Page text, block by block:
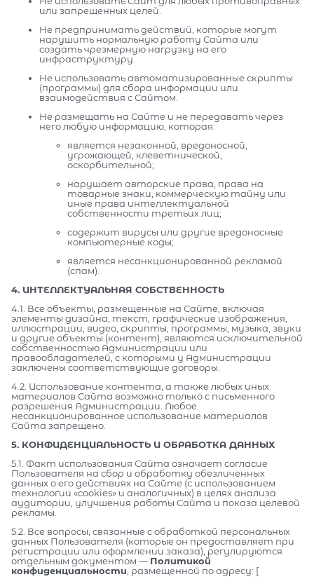
или запрещенных целей.
Не предпринимать действий, которые могут
нарушить нормальную работу Сайта или
создать чрезмерную нагрузку на его
инфраструктуру.
Не использовать автоматизированные скрипты
(программы) для сбора информации или
взаимодействия с Сайтом.
Не размещать на Сайте и не передавать через
него любую информацию, которая:
является незаконной, вредоносной,
угрожающей, клеветнической,
оскорбительной;
нарушает авторские права, права на
товарные знаки, коммерческую тайну или
иные права интеллектуальной
собственности третьих лиц;
содержит вирусы или другие вредоносные
компьютерные коды;
является несанкционированной рекламой
(спам).
4. ИНТЕЛЛЕКТУАЛЬНАЯ СОБСТВЕННОСТЬ
4.1. Все объекты, размещенные на Сайте, включая
элементы дизайна, текст, графические изображения,
иллюстрации, видео, скрипты, программы, музыка, звуки
и другие объекты (контент), являются исключительной
собственностью Администрации или
правообладателей, с которыми у Администрации
заключены соответствующие договоры.
4.2. Использование контента, а также любых иных
материалов Сайта возможно только с письменного
разрешения Администрации. Любое
несанкционированное использование материалов
Сайта запрещено.
5. КОНФИДЕНЦИАЛЬНОСТЬ И ОБРАБОТКА ДАННЫХ
5.1. Факт использования Сайта означает согласие
Пользователя на сбор и обработку обезличенных
данных о его действиях на Сайте (с использованием
технологии «cookies» и аналогичных) в целях анализа
аудитории, улучшения работы Сайта и показа целевой
рекламы.
5.2. Все вопросы, связанные с обработкой персональных
данных Пользователя (которые он предоставляет при
регистрации или оформлении заказа), регулируются
отдельным документом — Политикой
конфиденциальности, размещенной по адресу: [